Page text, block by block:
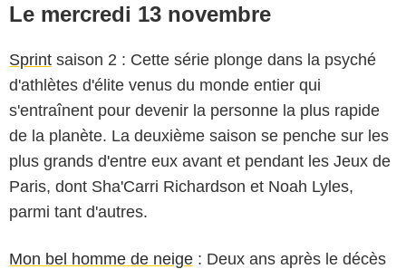
Le mercredi 13 novembre
Sprint saison 2 : Cette série plonge dans la psyché
d'athlètes d'élite venus du monde entier qui
s'entraînent pour devenir la personne la plus rapide
de la planète. La deuxième saison se penche sur les
plus grands d'entre eux avant et pendant les Jeux de
Paris, dont Sha'Carri Richardson et Noah Lyles,
parmi tant d'autres.
Mon bel homme de neige : Deux ans après le décès